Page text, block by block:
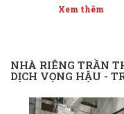
Xem thêm
NHÀ RIÊNG TRẦN
DỊCH VỌNG HẬU -